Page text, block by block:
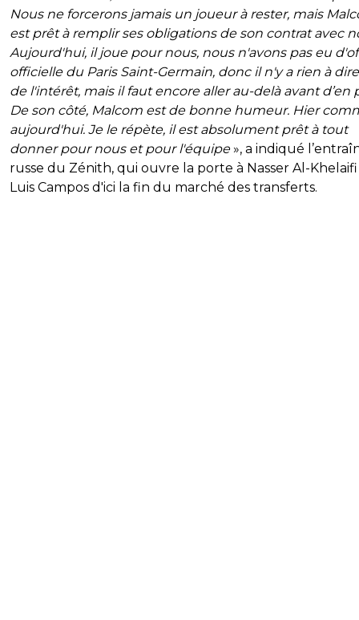
Nous ne forcerons jamais un joueur à rester, mais
est prêt à remplir ses obligations de son contrat avec
Aujourd'hui, il joue pour nous, nous n'avons pas eu
officielle du Paris Saint-Germain, donc il n'y a rien à
de l'intérêt, mais il faut encore aller au-delà avant d’en
De son côté, Malcom est de bonne humeur. Hier
aujourd'hui. Je le répète, il est absolument prêt à tout
donner pour nous et pour l'équipe», a indiqué
russe du Zénith, qui ouvre la porte à Nasser Al-
Luis Campos d'ici la fin du marché des transferts.